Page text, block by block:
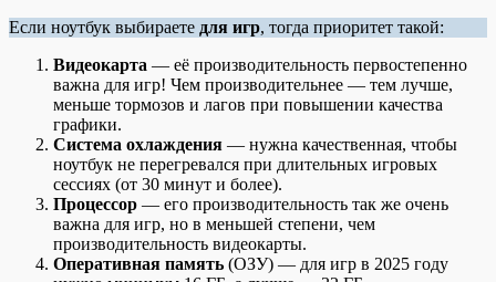
Если ноутбук выбираете для игр, тогда приоритет такой:
Видеокарта — её производительность первостепенно
важна для игр! Чем производительнее — тем лучше,
меньше тормозов и лагов при повышении качества
графики.
Система охлаждения — нужна качественная, чтобы
ноутбук не перегревался при длительных игровых
сессиях (от 30 минут и более).
Процессор — его производительность так же очень
важна для игр, но в меньшей степени, чем
производительность видеокарты.
Оперативная память (ОЗУ) — для игр в 2025 году